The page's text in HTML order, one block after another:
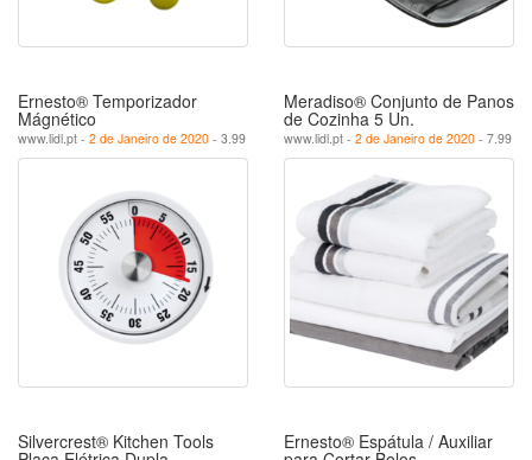
Ernesto® Temporizador
Mágnético
www.lidl.pt - 2 de Janeiro de 2020 - 3.99
Meradiso® Conjunto de Panos
de Cozinha 5 Un.
www.lidl.pt - 2 de Janeiro de 2020 - 7.99
Silvercrest® Kitchen Tools Ernesto® Espátula / Auxiliar